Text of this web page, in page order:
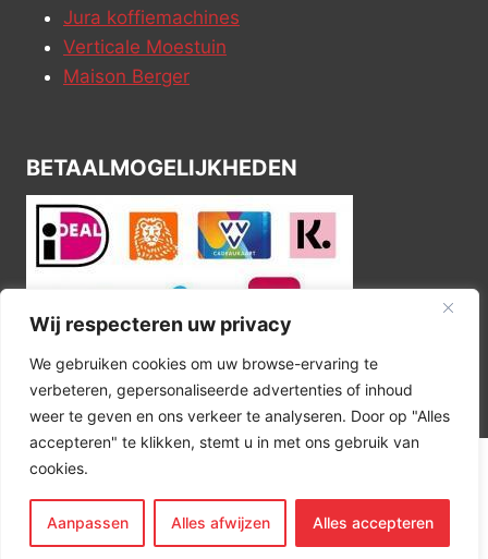
Wij respecteren uw privacy
We gebruiken cookies om uw browse-ervaring te
verbeteren, gepersonaliseerde advertenties of inhoud
weer te geven en ons verkeer te analyseren. Door op "Alles
accepteren" te klikken, stemt u in met ons gebruik van
cookies.
Aanpassen Alles afwijzen Alles accepteren
Jura koffiemachines
Verticale Moestuin
Maison Berger
BETAALMOGELIJKHEDEN
© 2026 Kitchen Corner